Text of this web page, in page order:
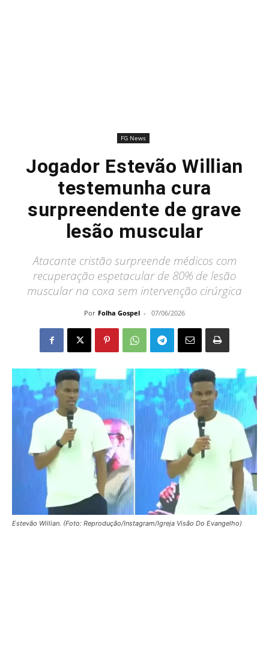
FG News
Jogador Estevão Willian
testemunha cura
surpreendente de grave
lesão muscular
Atacante cristão surpreende médicos com
recuperação espetacular de 80% de lesão
muscular na coxa sem intervenção cirúrgica
Por Folha Gospel - 07/06/2026
Estevão Willian. (Foto: Reprodução/Instagram/Igreja Visão Do Evangelho)